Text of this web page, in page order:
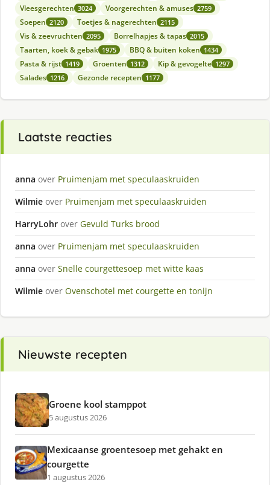
Vleesgerechten 3024 Voorgerechten & amuses 2759
Soepen 2120 Toetjes & nagerechten 2115
Vis & zeevruchten 2095 Borrelhapjes & tapas 2015
Taarten, koek & gebak 1975 BBQ & buiten koken 1434
Pasta & rijst 1419 Groenten 1312 Kip & gevogelte 1297
Salades 1216 Gezonde recepten 1177
Laatste reacties
anna over Pruimenjam met speculaaskruiden
Wilmie over Pruimenjam met speculaaskruiden
HarryLohr over Gevuld Turks brood
anna over Pruimenjam met speculaaskruiden
anna over Snelle courgettesoep met witte kaas
Wilmie over Ovenschotel met courgette en tonijn
Nieuwste recepten
Groene kool stamppot
5 augustus 2026
Mexicaanse groentesoep met gehakt en
courgette
1 augustus 2026